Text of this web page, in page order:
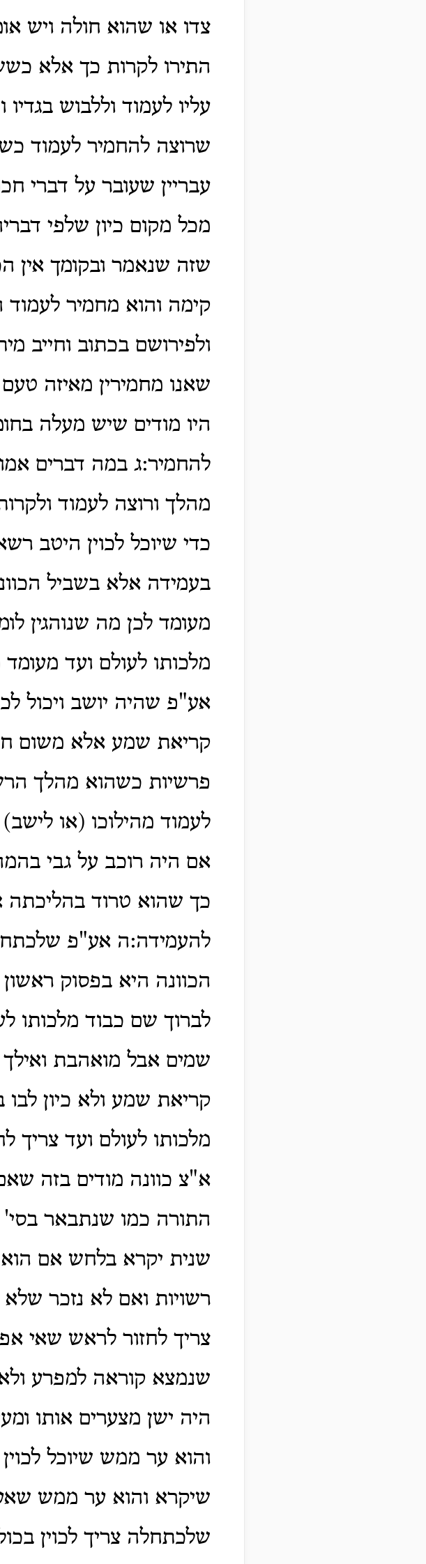
צדו או שהוא חולה ויש
התירו לקרות כך אלא
עליו לעמוד וללבוש
שרוצה להחמיר לעמוד
עבריין שעובר על דברי
מכל מקום כיון שלפי
שזה שנאמר ובקומך אין
קימה והוא מחמיר
ולפירושם בכתוב וחייב
שאנו מחמירין מאיזה
היו מודים שיש מעלה
להחמיר:ג במה דברים
מהלך ורוצה לעמוד
כדי שיוכל לכוין היטב
בעמידה אלא בשביל
מעומד לכן מה שנוהגין
מלכותו לעולם ועד
אע"פ שהיה יושב ויכול
קריאת שמע אלא משום
פרשיות כשהוא מהלך
לעמוד מהילוכו (או לישב)
אם היה רוכב על גבי
כך שהוא טרוד
להעמידה:ה אע"פ
הכוונה היא בפסוק
לברוך שם כבוד מלכותו
שמים אבל מואהבת
קריאת שמע ולא כיון
מלכותו לעולם ועד צריך
א"צ כוונה מודים בזה
התורה כמו שנתבאר
שנית יקרא בלחש אם
רשויות ואם לא נזכר
צריך לחזור לראש שאי
שנמצא קוראה למפרע
היה ישן מצערים אותו
והוא ער ממש שיוכל
שיקרא והוא ער ממש
שלכתחלה צריך לכוין